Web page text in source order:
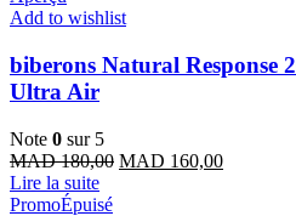
Add to wishlist
biberons Natural Response
Ultra Air
Note 0 sur 5
MAD180,00 Le
MAD 160,00Le
Lire la suite
PromoÉpuisé